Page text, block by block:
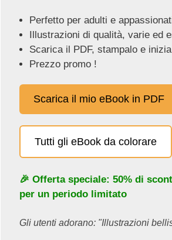
Perfetto per adulti e
Illustrazioni di qualità, varie ed
Scarica il PDF, stampalo e
Prezzo promo !
Scarica il mio eBook in PDF
Tutti gli eBook da colorare
🎉 Offerta speciale: 50% di
per un periodo limitato
Gli utenti adorano: "Illustrazioni